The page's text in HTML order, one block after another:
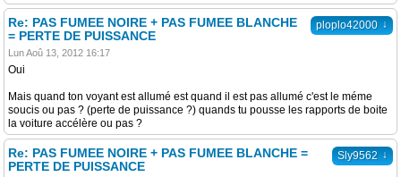
ploplo42000 ↓
Re: PAS FUMEE NOIRE + PAS FUMEE BLANCHE
= PERTE DE PUISSANCE
Lun Aoû 13, 2012 16:17
Oui
Mais quand ton voyant est allumé est quand il est pas allumé c'est le méme
soucis ou pas ? (perte de puissance ?) quands tu pousse les rapports de boite
la voiture accélère ou pas ?
Sly9562 ↓
Re: PAS FUMEE NOIRE + PAS FUMEE BLANCHE =
PERTE DE PUISSANCE